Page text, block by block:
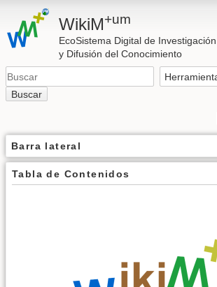
WikiM+um
EcoSistema Digital de Investigación
y Difusión del Conocimiento
Buscar
Barra lateral
Tabla de Contenidos